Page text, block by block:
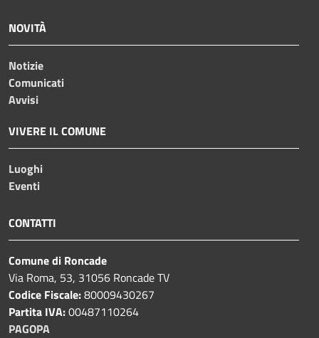
NOVITÀ
Notizie
Comunicati
Avvisi
VIVERE IL COMUNE
Luoghi
Eventi
CONTATTI
Comune di Roncade
Via Roma, 53, 31056 Roncade TV
Codice Fiscale:80009430267
Partita IVA:00487110264
PAGOPA